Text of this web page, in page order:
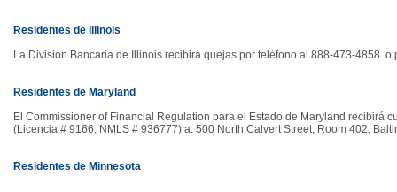
Residentes de Illinois
La División Bancaria de Illinois recibirá quejas por teléfono al 888-473-4858.
Residentes de Maryland
El Commissioner of Financial Regulation para el Estado de Maryland recibirá
(Licencia # 9166, NMLS # 936777) a: 500 North Calvert Street, Room 402,
Residentes de Minnesota